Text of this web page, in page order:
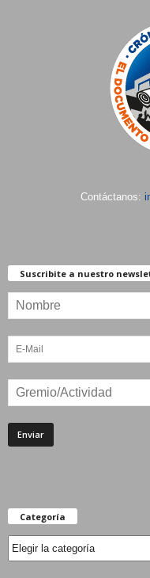
Contáctanos:
Suscribite a nuestro
Categoría
Categoría